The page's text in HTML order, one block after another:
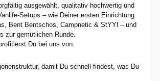
ausgewählt, qualitativ hochwertig und
Setups – wie Deiner ersten Einrichtung
Bent Bentschos, Campnetic & StYYl – und
zur gemütlichen Runde.
Du bei uns von:
damit Du schnell findest, was Du